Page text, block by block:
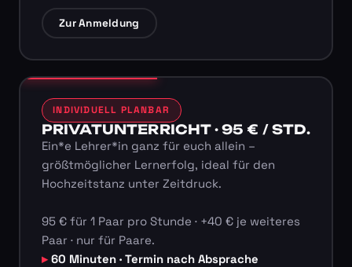
Zur Anmeldung
INDIVIDUELL PLANBAR
PRIVATUNTERRICHT · 95 € / STD.
Ein*e Lehrer*in ganz für euch allein –
größtmöglicher Lernerfolg, ideal für den
Hochzeitstanz unter Zeitdruck.
95 € für 1 Paar pro Stunde · +40 € je weiteres
Paar · nur für Paare.
60 Minuten · Termin nach Absprache